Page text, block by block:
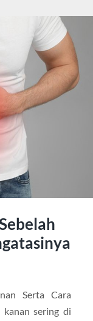
Serta Cara
sering di